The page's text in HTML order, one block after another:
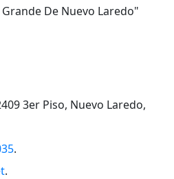
De Nuevo Laredo"
3er Piso, Nuevo Laredo,
.
.